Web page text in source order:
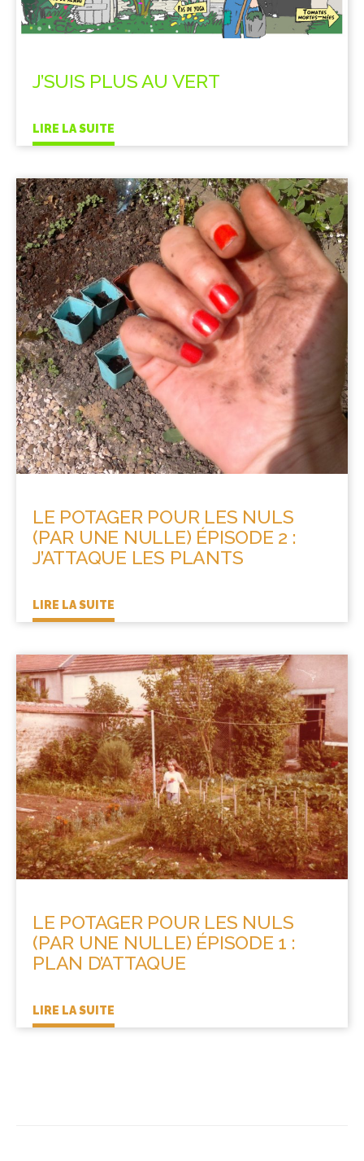
J’SUIS PLUS AU VERT
LIRE LA SUITE
LE POTAGER POUR LES NULS
(PAR UNE NULLE) ÉPISODE 2 :
J’ATTAQUE LES PLANTS
LIRE LA SUITE
LE POTAGER POUR LES NULS
(PAR UNE NULLE) ÉPISODE 1 :
PLAN D’ATTAQUE
LIRE LA SUITE